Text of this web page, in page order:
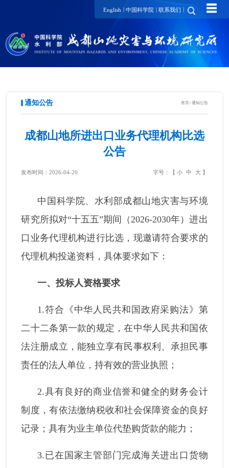
English | 中国科学院 | 联系我们 | ☰
通知公告 首页>通知公告
成都山地所进出口业务代理机构比选
公告
发布时间：2026-04-20 字号：【 小 中 大】
中国科学院、水利部成都山地灾害与环境
研究所拟对“十五五”期间（2026-2030年）进出
口业务代理机构进行比选，现邀请符合要求的
代理机构投递资料，具体要求如下：
一、投标人资格要求
1.符合《中华人民共和国政府采购法》第
二十二条第一款的规定，在中华人民共和国依
法注册成立，能独立享有民事权利、承担民事
责任的法人单位，持有效的营业执照；
2.具有良好的商业信誉和健全的财务会计
制度，有依法缴纳税收和社会保障资金的良好
记录；具有为业主单位代垫购货款的能力；
3.已在国家主管部门完成海关进出口货物